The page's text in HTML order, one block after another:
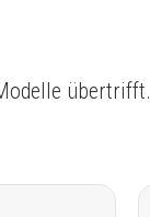
übertrifft.